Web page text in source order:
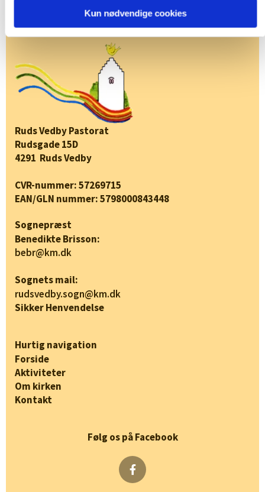
Kun nødvendige cookies
Ruds Vedby Pastorat
Rudsgade 15D
4291 Ruds Vedby
CVR-nummer: 57269715
EAN/GLN nummer: 5798000843448
Sognepræst
Benedikte Brisson:
bebr@km.dk
Sognets mail:
rudsvedby.sogn@km.dk
Sikker Henvendelse
Hurtig navigation
Forside
Aktiviteter
Om kirken
Kontakt
Følg os på Facebook